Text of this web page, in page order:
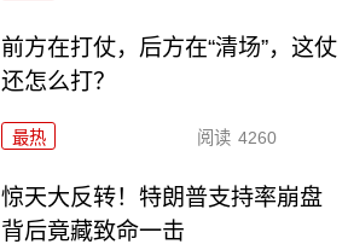
前方在打仗，后方在“清场”，这仗
还怎么打？
最热 阅读 4260
惊天大反转！特朗普支持率崩盘
背后竟藏致命一击